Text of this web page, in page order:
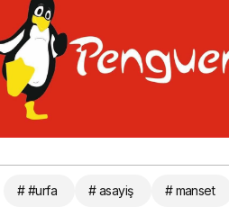
# #urfa # asayiş # manset